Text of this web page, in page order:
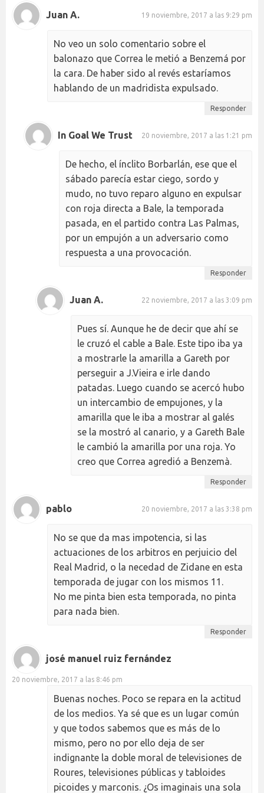
Juan A. 19 noviembre, 2017 a las 9:29 pm
No veo un solo comentario sobre el
balonazo que Correa le metió a Benzemá por
la cara. De haber sido al revés estaríamos
hablando de un madridista expulsado.
Responder
In Goal We Trust 20 noviembre, 2017 a las 1:21 pm
De hecho, el ínclito Borbarlán, ese que el
sábado parecía estar ciego, sordo y
mudo, no tuvo reparo alguno en expulsar
con roja directa a Bale, la temporada
pasada, en el partido contra Las Palmas,
por un empujón a un adversario como
respuesta a una provocación.
Responder
Juan A. 22 noviembre, 2017 a las 3:09 pm
Pues sí. Aunque he de decir que ahí se
le cruzó el cable a Bale. Este tipo iba ya
a mostrarle la amarilla a Gareth por
perseguir a J.Vieira e irle dando
patadas. Luego cuando se acercó hubo
un intercambio de empujones, y la
amarilla que le iba a mostrar al galés
se la mostró al canario, y a Gareth Bale
le cambió la amarilla por una roja. Yo
creo que Correa agredió a Benzemà.
Responder
pablo 20 noviembre, 2017 a las 3:38 pm
No se que da mas impotencia, si las
actuaciones de los arbitros en perjuicio del
Real Madrid, o la necedad de Zidane en esta
temporada de jugar con los mismos 11.
No me pinta bien esta temporada, no pinta
para nada bien.
Responder
josé manuel ruiz fernández
20 noviembre, 2017 a las 8:46 pm
Buenas noches. Poco se repara en la actitud
de los medios. Ya sé que es un lugar común
y que todos sabemos que es más de lo
mismo, pero no por ello deja de ser
indignante la doble moral de televisiones de
Roures, televisiones públicas y tabloides
picoides y marconis. ¿Os imaginais una sola